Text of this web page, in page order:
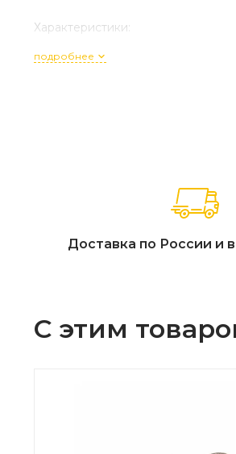
Характеристики:
Артикул комплекта: 52106 / 52103 /
Особенности конструкции:
цельного дерева, низкий
Гарантийный срок: 18 месяцев.
подробнее
Доставка по России и
С этим